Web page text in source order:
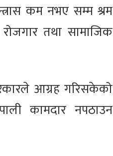
कम नभए सम्म श्रम
तथा सामाजिक
आग्रह गरिसकेको
कामदार नपठाउन